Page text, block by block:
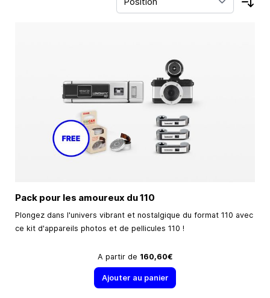
Pack pour les amoureux du 110
Plongez dans l'univers vibrant et nostalgique du format 110 avec
ce kit d'appareils photos et de pellicules 110 !
A partir de 160,60€
Ajouter au panier